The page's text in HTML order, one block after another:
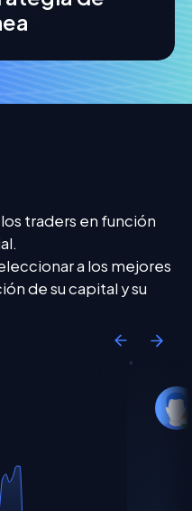
traders en función
a los mejores
de su capital y su